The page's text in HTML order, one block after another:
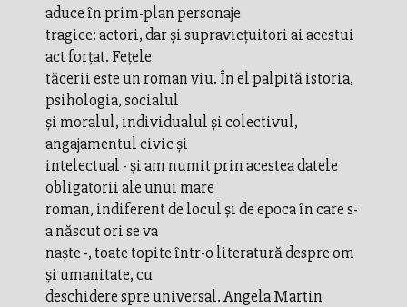
aduce în prim-plan personaje
tragice: actori, dar şi supravieţuitori ai acestui
act forţat. Feţele
tăcerii este un roman viu. În el palpită istoria,
psihologia, socialul
şi moralul, individualul şi colectivul,
angajamentul civic şi
intelectual - şi am numit prin acestea datele
obligatorii ale unui mare
roman, indiferent de locul şi de epoca în care s-
a născut ori se va
naşte -, toate topite într-o literatură despre om
şi umanitate, cu
deschidere spre universal. Angela Martin